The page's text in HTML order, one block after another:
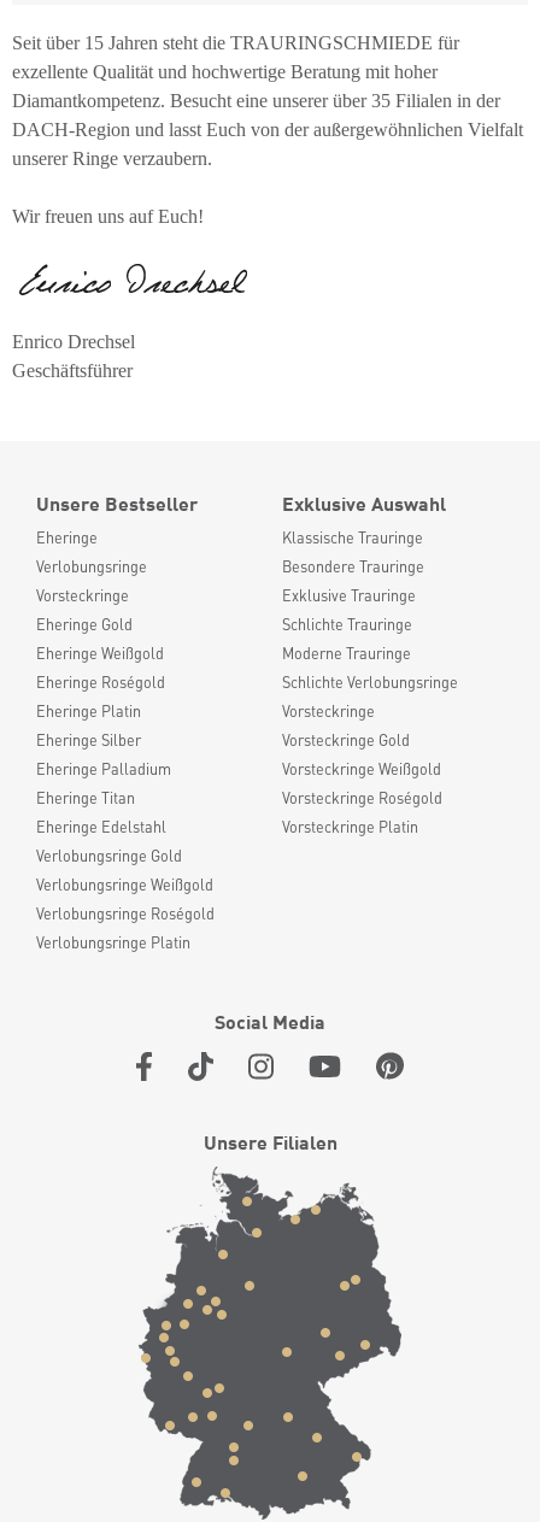
Seit über 15 Jahren steht die TRAURINGSCHMIEDE für
exzellente Qualität und hochwertige Beratung mit hoher
Diamantkompetenz. Besucht eine unserer über 35 Filialen in der
DACH-Region und lasst Euch von der außergewöhnlichen Vielfalt
unserer Ringe verzaubern.
Wir freuen uns auf Euch!
Enrico Drechsel
Geschäftsführer
Unsere Bestseller
Eheringe
Verlobungsringe
Vorsteckringe
Eheringe Gold
Eheringe Weißgold
Eheringe Roségold
Eheringe Platin
Eheringe Silber
Eheringe Palladium
Eheringe Titan
Eheringe Edelstahl
Verlobungsringe Gold
Verlobungsringe Weißgold
Verlobungsringe Roségold
Verlobungsringe Platin
Exklusive Auswahl
Klassische Trauringe
Besondere Trauringe
Exklusive Trauringe
Schlichte Trauringe
Moderne Trauringe
Schlichte Verlobungsringe
Vorsteckringe
Vorsteckringe Gold
Vorsteckringe Weißgold
Vorsteckringe Roségold
Vorsteckringe Platin
Social Media
Unsere Filialen